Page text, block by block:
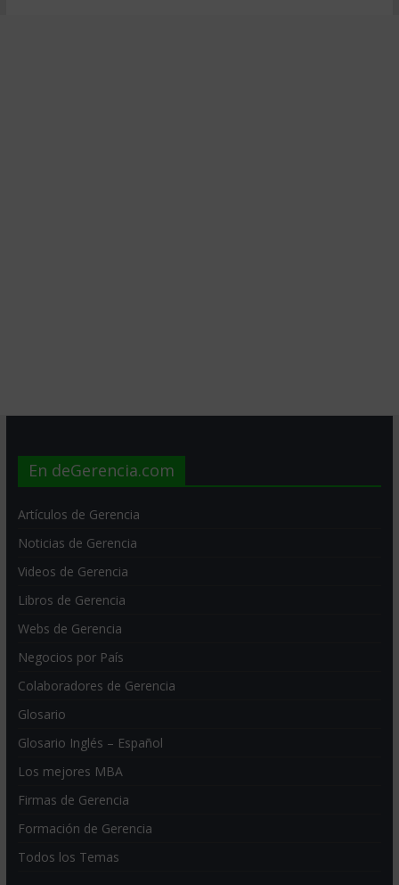
En deGerencia.com
Artículos de Gerencia
Noticias de Gerencia
Videos de Gerencia
Libros de Gerencia
Webs de Gerencia
Negocios por País
Colaboradores de Gerencia
Glosario
Glosario Inglés – Español
Los mejores MBA
Firmas de Gerencia
Formación de Gerencia
Todos los Temas